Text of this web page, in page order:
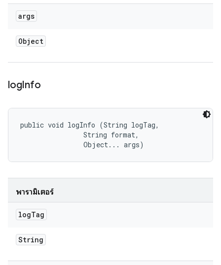
args
Object
logInfo
public void logInfo (String logTag,
                String format,
                Object... args)
พารามิเตอร์
logTag
String